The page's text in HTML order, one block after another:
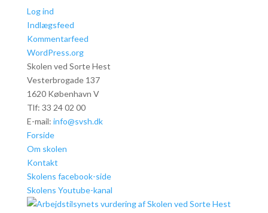
Log ind
Indlægsfeed
Kommentarfeed
WordPress.org
Skolen ved Sorte Hest
Vesterbrogade 137
1620 København V
Tlf: 33 24 02 00
E-mail: info@svsh.dk
Forside
Om skolen
Kontakt
Skolens facebook-side
Skolens Youtube-kanal